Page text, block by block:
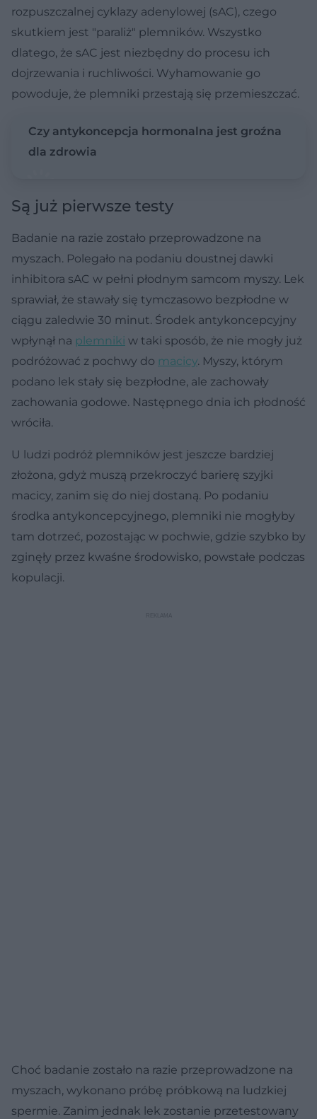
rozpuszczalnej cyklazy adenylowej (sAC), czego
skutkiem jest "paraliż" plemników. Wszystko
dlatego, że sAC jest niezbędny do procesu ich
dojrzewania i ruchliwości. Wyhamowanie go
powoduje, że plemniki przestają się przemieszczać.
Czy antykoncepcja hormonalna jest groźna
dla zdrowia
Są już pierwsze testy
Badanie na razie zostało przeprowadzone na
myszach. Polegało na podaniu doustnej dawki
inhibitora sAC w pełni płodnym samcom myszy. Lek
sprawiał, że stawały się tymczasowo bezpłodne w
ciągu zaledwie 30 minut. Środek antykoncepcyjny
wpłynął na plemniki w taki sposób, że nie mogły już
podróżować z pochwy do macicy. Myszy, którym
podano lek stały się bezpłodne, ale zachowały
zachowania godowe. Następnego dnia ich płodność
wróciła.
U ludzi podróż plemników jest jeszcze bardziej
złożona, gdyż muszą przekroczyć barierę szyjki
macicy, zanim się do niej dostaną. Po podaniu
środka antykoncepcyjnego, plemniki nie mogłyby
tam dotrzeć, pozostając w pochwie, gdzie szybko by
zginęły przez kwaśne środowisko, powstałe podczas
kopulacji.
Choć badanie zostało na razie przeprowadzone na
myszach, wykonano próbę próbkową na ludzkiej
spermie. Zanim jednak lek zostanie przetestowany